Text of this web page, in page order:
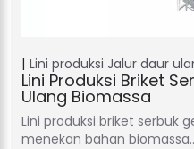
Lini produksi Jalur daur
Lini Produksi Briket
Ulang Biomassa
Lini produksi briket serbuk
menekan bahan